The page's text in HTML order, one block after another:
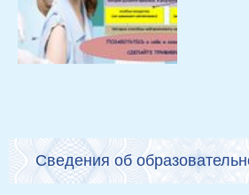
Сведения об